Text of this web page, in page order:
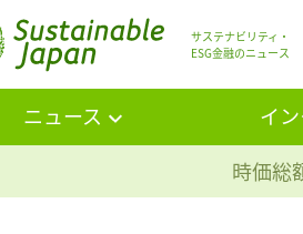
サステナビリティ・
ESG金融のニュース
ニュース イ
時価総